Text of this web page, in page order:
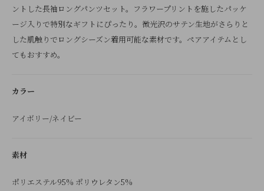
ントした長袖ロングパンツセット。フラワープリントを施したパッケ
ージ入りで特別なギフトにぴったり。微光沢のサテン生地がさらりと
した肌触りでロングシーズン着用可能な素材です。ペアアイテムとし
てもおすすめ。
カラー
アイボリー/ネイビー
素材
ポリエステル95% ポリウレタン5%